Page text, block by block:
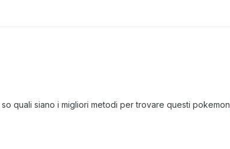
quali siano i migliori metodi per trovare questi pokemon